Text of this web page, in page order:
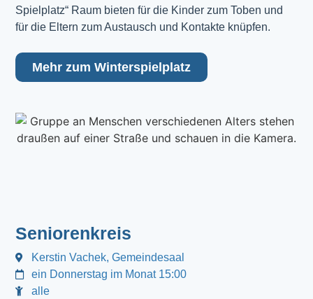
Spielplatz“ Raum bieten für die Kinder zum Toben und
für die Eltern zum Austausch und Kontakte knüpfen.
Mehr zum Winterspielplatz
Seniorenkreis
Kerstin Vachek, Gemeindesaal
ein Donnerstag im Monat 15:00
alle